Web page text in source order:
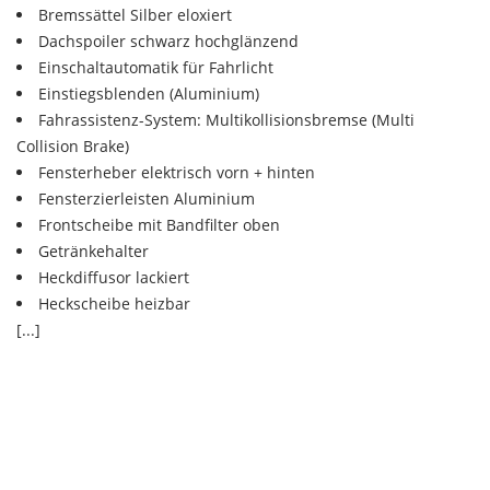
Bremssättel Silber eloxiert
Dachspoiler schwarz hochglänzend
Einschaltautomatik für Fahrlicht
Einstiegsblenden (Aluminium)
Fahrassistenz-System: Multikollisionsbremse (Multi
Collision Brake)
Fensterheber elektrisch vorn + hinten
Fensterzierleisten Aluminium
Frontscheibe mit Bandfilter oben
Getränkehalter
Heckdiffusor lackiert
Heckscheibe heizbar
[...]